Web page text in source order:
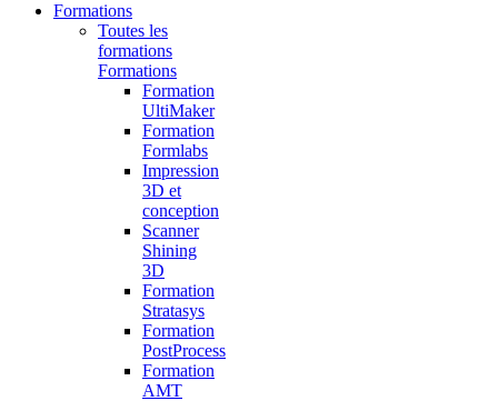
Formations
Toutes les
formations
Formations
Formation
UltiMaker
Formation
Formlabs
Impression
3D et
conception
Scanner
Shining
3D
Formation
Stratasys
Formation
PostProcess
Formation
AMT